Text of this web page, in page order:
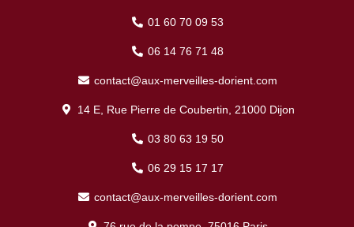
01 60 70 09 53
06 14 76 71 48
contact@aux-merveilles-dorient.com
14 E, Rue Pierre de Coubertin, 21000 Dijon
03 80 63 19 50
06 29 15 17 17
contact@aux-merveilles-dorient.com